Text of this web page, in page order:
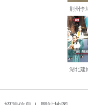
整体投用后，将
入新动能。(完)